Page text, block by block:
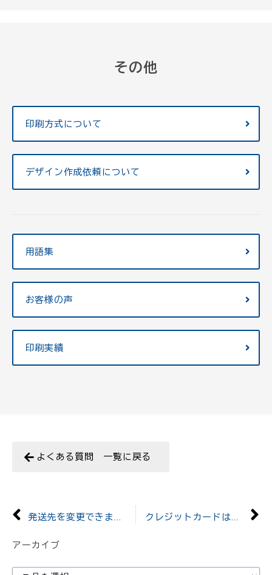
その他
印刷方式について
デザイン作成依頼について
用語集
お客様の声
印刷実績
よくある質問 一覧に戻る
発送先を変更できますか クレジットカードは使えますか
アーカイブ